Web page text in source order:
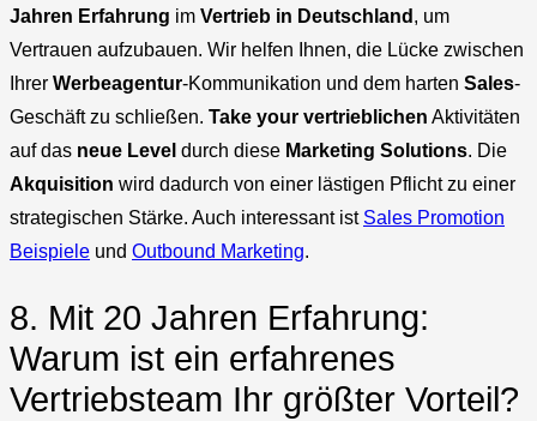
Jahren Erfahrung im Vertrieb in Deutschland , um
Vertrauen aufzubauen. Wir helfen Ihnen, die Lücke zwischen
Ihrer Werbeagentur-Kommunikation und dem harten Sales-
Geschäft zu schließen. Take your vertrieblichen Aktivitäten
auf das neue Level durch diese Marketing Solutions. Die
Akquisition wird dadurch von einer lästigen Pflicht zu einer
strategischen Stärke. Auch interessant ist Sales Promotion
Beispiele und Outbound Marketing.
8. Mit 20 Jahren Erfahrung:
Warum ist ein erfahrenes
Vertriebsteam Ihr größter Vorteil?